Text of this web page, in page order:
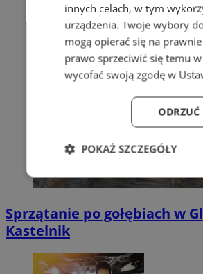
Sprzątanie po gołębiach w
Kastelnik
innych celach, w tym
urządzenia. Twoje wybory
mogą opierać się na
prawo sprzeciwić się temu w
wycofać swoją zgodę w
ODRZUĆ
POKAŻ SZCZEGÓŁY
Niezbędne